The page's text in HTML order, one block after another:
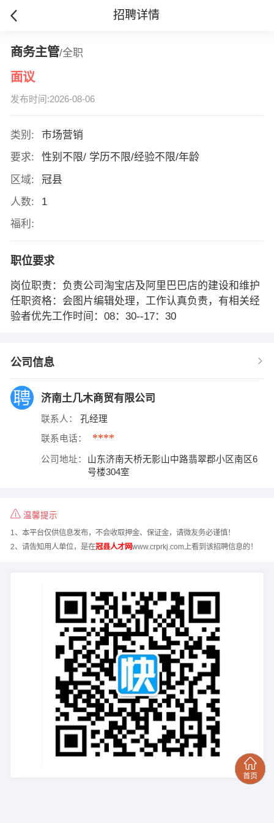
招聘详情
商务主管/全职
面议
发布时间:2026-08-06
类别:
市场营销
要求:
性别不限/ 学历不限/经验不限/年龄
区域:
冠县
人数:
1
福利:
职位要求
岗位职责：负责公司淘宝店及阿里巴巴店的建设和维护
任职资格：会图片编辑处理，工作认真负责，有相关经
验者优先工作时间：08：30--17：30
公司信息
济南土几木商贸有限公司
联系人： 孔经理
联系电话： ****
公司地址：
山东济南天桥无影山中路翡翠郡小区南区6
号楼304室
温馨提示
1、本平台仅供信息发布，不会收取押金、保证金，请微友务必谨慎！
2、请告知用人单位，是在冠县人才网www.crprkj.com上看到该招聘信息的！